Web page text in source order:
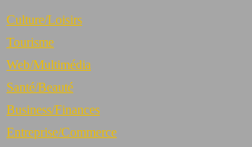
Culture/Loisirs
Tourisme
Web/Multimédia
Santé/Beauté
Business/Finances
Entreprise/Commerce